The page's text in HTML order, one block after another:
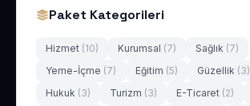
Paket Kategorileri
Hizmet (10) Kurumsal (7) Sağlık (7)
Yeme-İçme (7) Eğitim (5) Güzellik (3)
Hukuk (3) Turizm (3) E-Ticaret (2)